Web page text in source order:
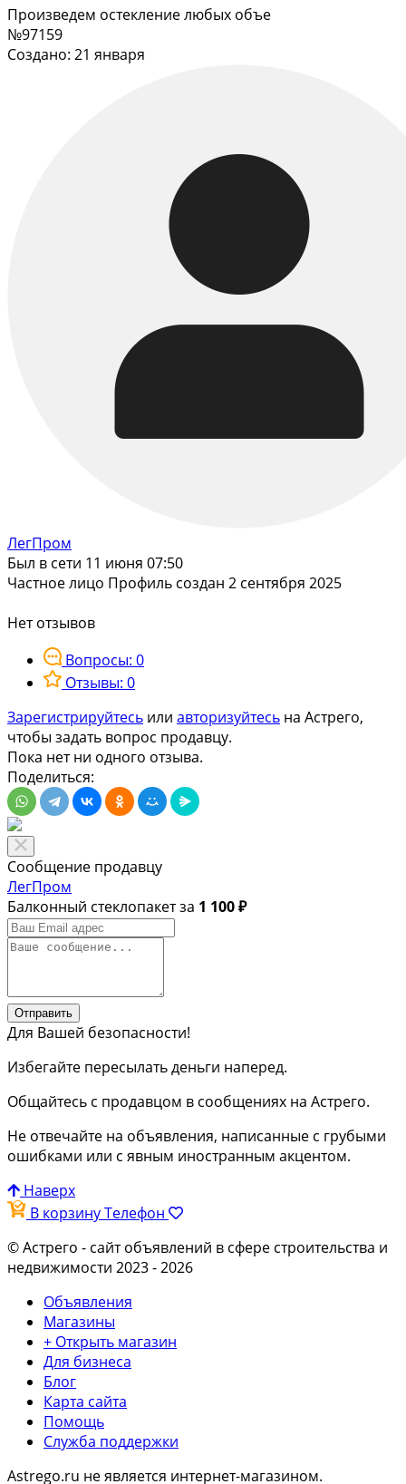
Произведем остекление любых объе
№97159
Создано: 21 января
ЛегПром
Был в сети 11 июня 07:50
Частное лицо Профиль создан 2 сентября 2025
Нет отзывов
Вопросы: 0
Отзывы: 0
Зарегистрируйтесь или авторизуйтесь на Астрего,
чтобы задать вопрос продавцу.
Пока нет ни одного отзыва.
Поделиться:
Сообщение продавцу
ЛегПром
Балконный стеклопакет за 1 100 ₽
Отправить
Для Вашей безопасности!
Избегайте пересылать деньги наперед.
Общайтесь с продавцом в сообщениях на Астрего.
Не отвечайте на объявления, написанные с грубыми
ошибками или с явным иностранным акцентом.
Наверх
В корзинуТелефон
© Астрего - сайт объявлений в сфере строительства и
недвижимости 2023 - 2026
Объявления
Магазины
+ Открыть магазин
Для бизнеса
Блог
Карта сайта
Помощь
Служба поддержки
Astrego.ru не является интернет-магазином.